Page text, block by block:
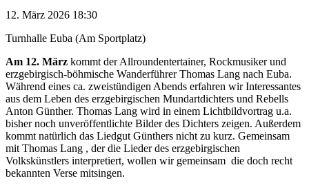
12. März 2026 18:30
Turnhalle Euba (Am Sportplatz)
Am 12. März kommt der Allroundentertainer, Rockmusiker und
erzgebirgisch-böhmische Wanderführer Thomas Lang nach Euba.
Während eines ca. zweistündigen Abends erfahren wir Interessantes
aus dem Leben des erzgebirgischen Mundartdichters und Rebells
Anton Günther. Thomas Lang wird in einem Lichtbildvortrag u.a.
bisher noch unveröffentlichte Bilder des Dichters zeigen. Außerdem
kommt natürlich das Liedgut Günthers nicht zu kurz. Gemeinsam
mit Thomas Lang , der die Lieder des erzgebirgischen
Volkskünstlers interpretiert, wollen wir gemeinsam die doch recht
bekannten Verse mitsingen.